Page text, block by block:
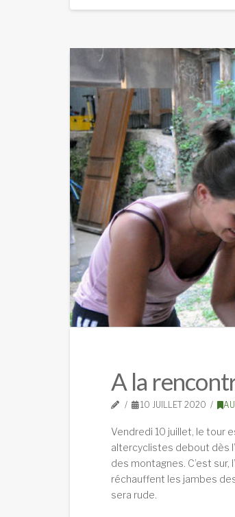
A la
10 JUILLET 2020
Vendredi 10 juillet, le tour
altercyclistes debout dès
des montagnes. C’est sur,
réchauffent les jambes
sera rude.